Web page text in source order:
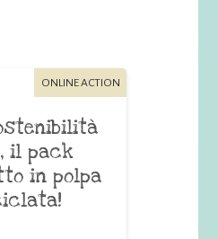
ONLINE ACTION
il pack
in polpa